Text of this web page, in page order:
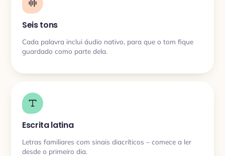
Seis tons
Cada palavra inclui áudio nativo, para que o tom fique
guardado como parte dela.
Escrita latina
Letras familiares com sinais diacríticos – comece a ler
desde o primeiro dia.